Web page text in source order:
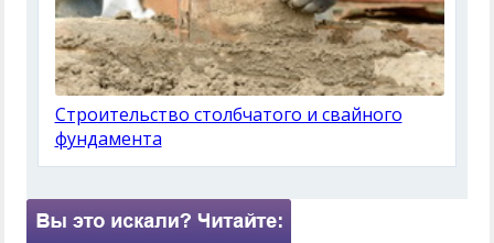
Строительство столбчатого и свайного
фундамента